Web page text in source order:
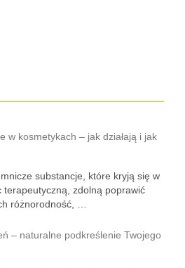
w kosmetykach – jak działają i jak
substancje, które kryją się w
terapeutyczną, zdolną poprawić
różnorodność, …
– naturalne podkreślenie Twojego